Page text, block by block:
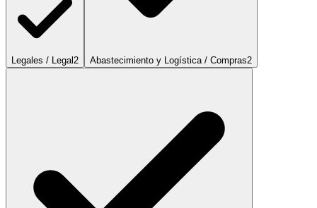
Legales / Legal2 Abastecimiento y Logística / Compras2